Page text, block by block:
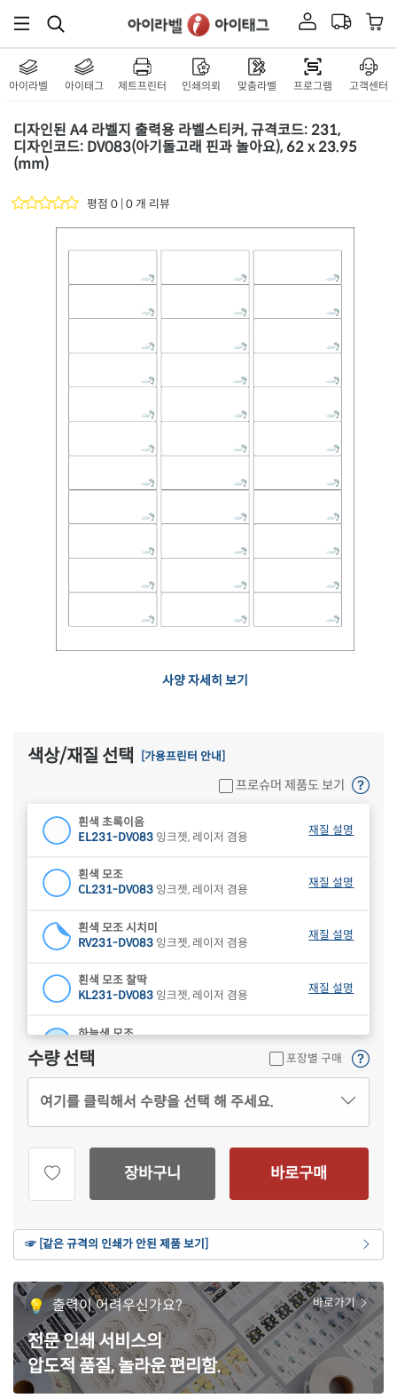
아이라벨 아이태그 제트프린터 인쇄의뢰 맞춤라벨 프로그램 고객센터
디자인된 A4 라벨지 출력용 라벨스티커, 규격코드: 231,
디자인코드: DV083(아기돌고래 핀과 놀아요), 62 x 23.95
(mm)
평점 0 | 0 개 리뷰
사양 자세히 보기
색상/재질 선택 [가용프린터 안내]
프로슈머 제품도 보기
흰색 초록이음
EL231-DV083 잉크젯, 레이저 겸용
재질 설명
흰색 모조
CL231-DV083 잉크젯, 레이저 겸용
재질 설명
흰색 모조 시치미
RV231-DV083 잉크젯, 레이저 겸용
재질 설명
흰색 모조 찰딱
KL231-DV083 잉크젯, 레이저 겸용
재질 설명
하늘색 모조
CL231B-DV083
재질 설명
CL231G-DV083잉크젯, 레이저 겸용
재질 설명
CL231P-DV083
잉크젯, 레이저 겸용
재질 설명
재질 설명
갈색 크라프트
CL231KR-DV083잉크젯, 레이저 겸용
노란색 모조
CL231TY-DV083잉크젯, 레이저 겸용
재질 설명
흰색 모조 잉크젯
CJ231-DV083잉크젯 전용
재질 설명
수량 선택 포장별 구매
여기를 클릭해서 수량을 선택 해 주세요.
장바구니 바로구매
☞ [같은 규격의 인쇄가 안된 제품 보기]
출력이 어려우신가요?
전문 인쇄 서비스의
압도적 품질, 놀라운 편리함.
바로가기